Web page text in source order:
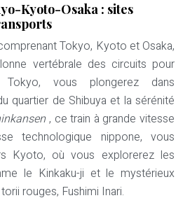
Kyoto-Osaka : sites
Tokyo, Kyoto et Osaka,
vertébrale des circuits pour
vous plongerez dans
quartier de Shibuya et la sérénité
, ce train à grande vitesse
technologique nippone, vous
Kyoto, où vous explorerez les
le Kinkaku-ji et le mystérieux
rouges, Fushimi Inari.